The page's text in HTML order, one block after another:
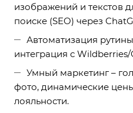
изображений и текстов
поиске (SEO) через
Автоматизация
интеграция с
Умный маркетинг –
фото, динамические
лояльности.